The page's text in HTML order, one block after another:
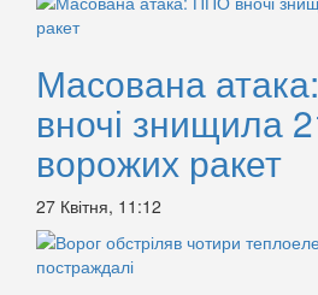
Масована
вночі знищила
ворожих ракет
27 Квітня, 11:12